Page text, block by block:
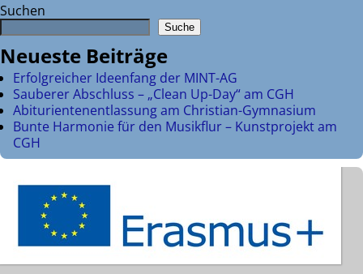
Suchen
Suche
Neueste Beiträge
Erfolgreicher Ideenfang der MINT-AG
Sauberer Abschluss – „Clean Up-Day“ am CGH
Abiturientenentlassung am Christian-Gymnasium
Bunte Harmonie für den Musikflur – Kunstprojekt am
CGH